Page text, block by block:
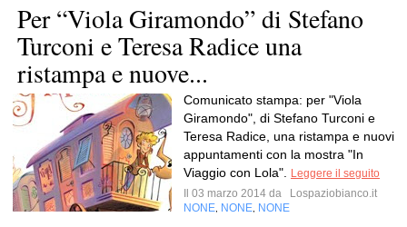
Per “Viola Giramondo” di Stefano
Turconi e Teresa Radice una
ristampa e nuove...
Comunicato stampa: per "Viola
Giramondo", di Stefano Turconi e
Teresa Radice, una ristampa e nuovi
appuntamenti con la mostra "In
Viaggio con Lola".
Leggere il seguito
Il 03 marzo 2014 da
Lospaziobianco.it
NONE NONE NONE